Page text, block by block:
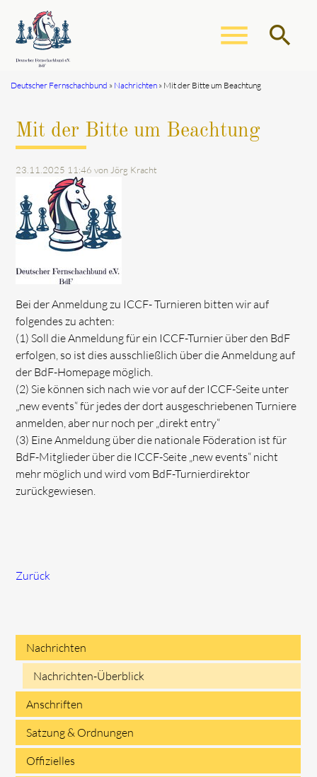
menu search
Deutscher Fernschachbund Nachrichten Mit der Bitte um Beachtung
Mit der Bitte um Beachtung
23.11.2025 11:46 von Jörg Kracht
Bei der Anmeldung zu ICCF- Turnieren bitten wir auf
folgendes zu achten:
(1) Soll die Anmeldung für ein ICCF-Turnier über den BdF
erfolgen, so ist dies ausschließlich über die Anmeldung auf
der BdF-Homepage möglich.
(2) Sie können sich nach wie vor auf der ICCF-Seite unter
„new events“ für jedes der dort ausgeschriebenen Turniere
anmelden, aber nur noch per „direkt entry“
(3) Eine Anmeldung über die nationale Föderation ist für
BdF-Mitglieder über die ICCF-Seite „new events“ nicht
mehr möglich und wird vom BdF-Turnierdirektor
zurückgewiesen.
Zurück
Navigation
überspringen
Nachrichten
Nachrichten-Überblick
Anschriften
Satzung & Ordnungen
Offizielles